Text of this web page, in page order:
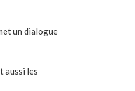
un dialogue
aussi les